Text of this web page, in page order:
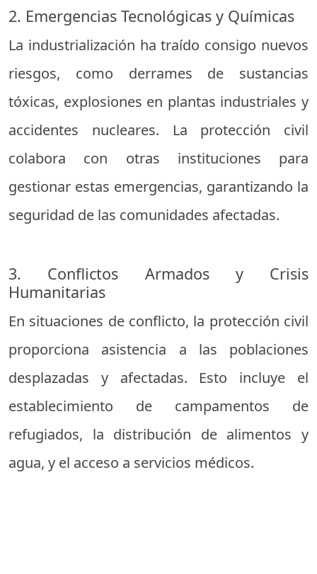
2. Emergencias Tecnológicas y Químicas
La industrialización ha traído consigo nuevos
riesgos, como derrames de sustancias
tóxicas, explosiones en plantas industriales y
accidentes nucleares. La protección civil
colabora con otras instituciones para
gestionar estas emergencias, garantizando la
seguridad de las comunidades afectadas.
3. Conflictos Armados y Crisis
Humanitarias
En situaciones de conflicto, la protección civil
proporciona asistencia a las poblaciones
desplazadas y afectadas. Esto incluye el
establecimiento de campamentos de
refugiados, la distribución de alimentos y
agua, y el acceso a servicios médicos.